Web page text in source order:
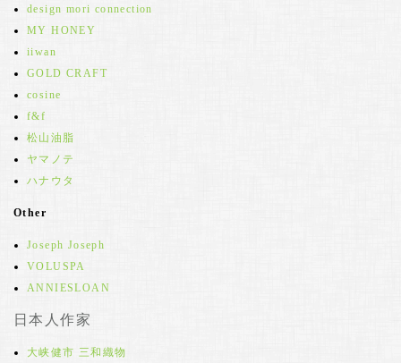
design mori connection
MY HONEY
iiwan
GOLD CRAFT
cosine
f&f
松山油脂
ヤマノテ
ハナウタ
Other
Joseph Joseph
VOLUSPA
ANNIESLOAN
日本人作家
大峡健市 三和織物